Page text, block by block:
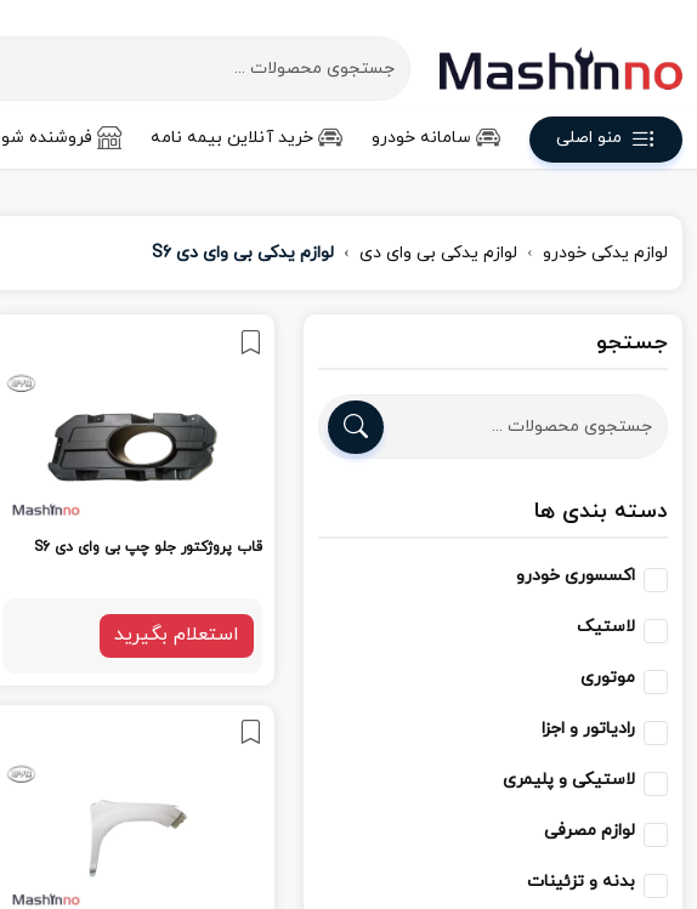
منو اصلی سامانه خودرو خرید آنلاین بیمه نامه فروشنده شو
لوازم یدکی خودرو لوازم یدکی بی وای دی لوازم یدکی بی وای دی S6
جستجو
دسته بندی ها
اکسسوری خودرو
لاستیک
موتوری
رادیاتور و اجزا
لاستیکی و پلیمری
لوازم مصرفی
بدنه و تزئینات
قاب پروژکتور جلو چپ بی وای دی S6
استعلام بگیرید